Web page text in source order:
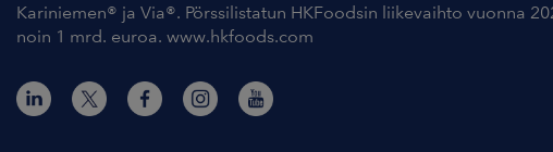
Kariniemen® ja Via®. Pörssilistatun HKFoodsin liikevaihto vuonna
noin 1 mrd. euroa. www.hkfoods.com